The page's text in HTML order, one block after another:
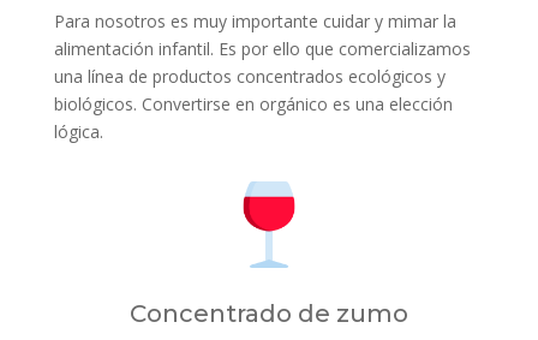
Para nosotros es muy importante cuidar y mimar la
alimentación infantil. Es por ello que comercializamos
una línea de productos concentrados ecológicos y
biológicos. Convertirse en orgánico es una elección
lógica.
Concentrado de zumo